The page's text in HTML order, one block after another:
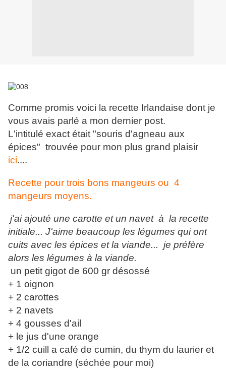
Comme promis voici la recette Irlandaise dont je
vous avais parlé a mon dernier post.
L'intitulé exact était "souris d'agneau aux
épices" trouvée pour mon plus grand plaisir
ici....
Recette pour trois bons mangeurs ou 4
mangeurs moyens.
j'ai ajouté une carotte et un navet à la recette
initiale... J'aime beaucoup les légumes qui ont
cuits avec les épices et la viande... je préfère
alors les légumes à la viande.
un petit gigot de 600 gr désossé
+ 1 oignon
+ 2 carottes
+ 2 navets
+ 4 gousses d'ail
+ le jus d'une orange
+ 1/2 cuill a café de cumin, du thym du laurier et
de la coriandre (séchée pour moi)